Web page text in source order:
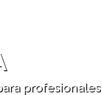
profesionales.